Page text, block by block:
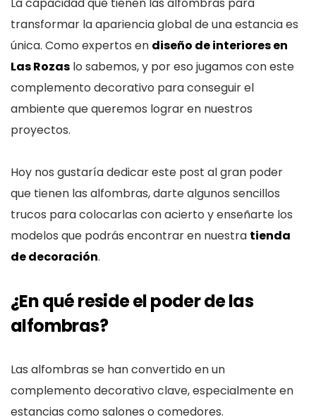
transformar la apariencia global de una estancia es
única. Como expertos en diseño de interiores en
Las Rozas lo sabemos, y por eso jugamos con este
complemento decorativo para conseguir el
ambiente que queremos lograr en nuestros
proyectos.
Hoy nos gustaría dedicar este post al gran poder
que tienen las alfombras, darte algunos sencillos
trucos para colocarlas con acierto y enseñarte los
modelos que podrás encontrar en nuestra tienda
de decoración.
¿En qué reside el poder de las
alfombras?
Las alfombras se han convertido en un
complemento decorativo clave, especialmente en
estancias como salones o comedores.